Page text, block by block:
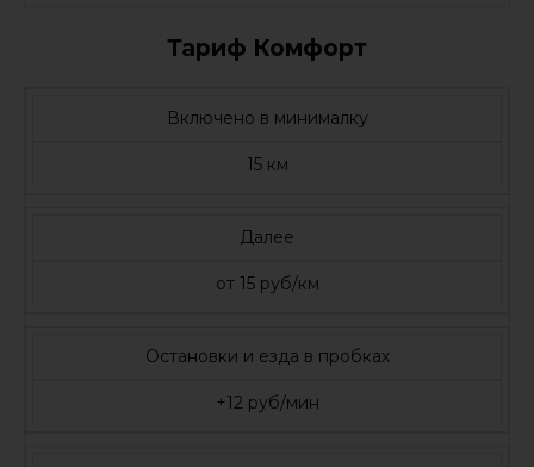
Тариф Комфорт
Включено в минималку
15 км
Далее
от 15 руб/км
Остановки и езда в пробках
+12 руб/мин